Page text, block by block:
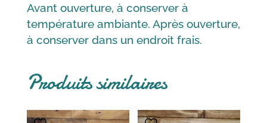
Avant ouverture, à conserver à
température ambiante. Après ouverture,
à conserver dans un endroit frais.
Produits similaires